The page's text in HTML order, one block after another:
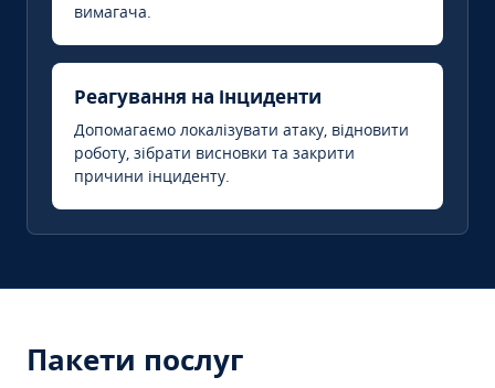
вимагача.
Реагування на інциденти
Допомагаємо локалізувати атаку, відновити
роботу, зібрати висновки та закрити
причини інциденту.
Пакети послуг